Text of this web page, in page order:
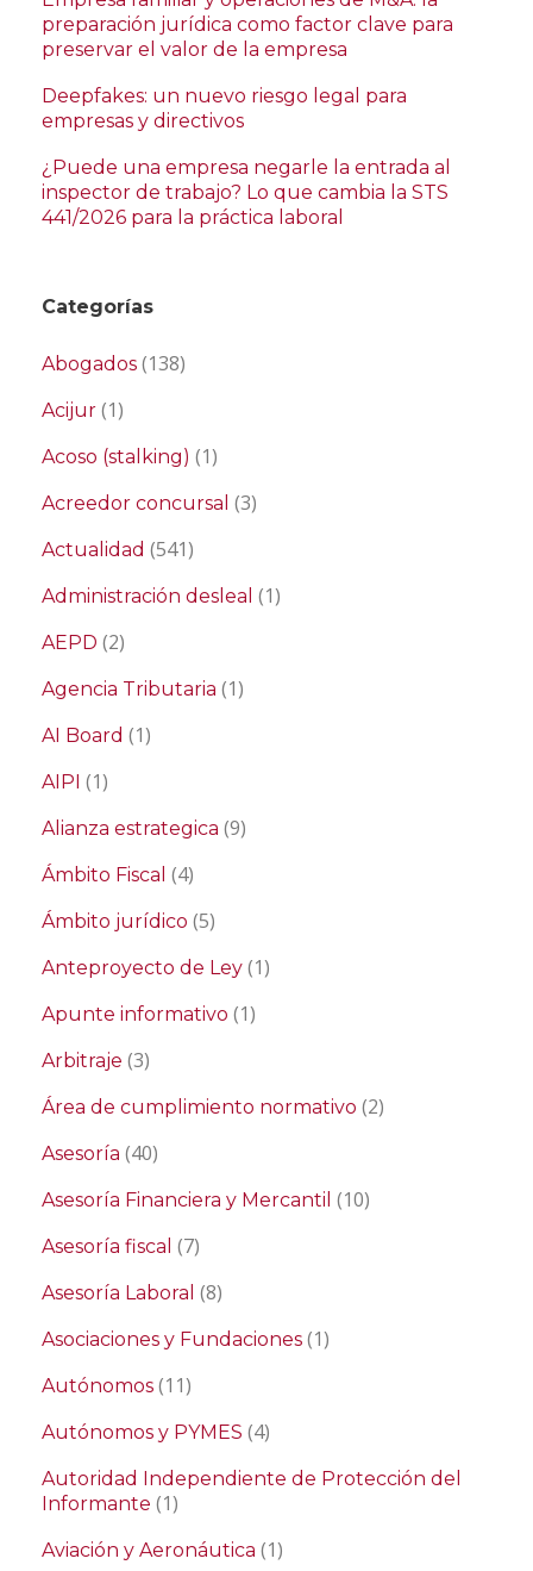
preparación jurídica como factor clave para
preservar el valor de la empresa
Deepfakes: un nuevo riesgo legal para
empresas y directivos
¿Puede una empresa negarle la entrada al
inspector de trabajo? Lo que cambia la STS
441/2026 para la práctica laboral
Categorías
Abogados (138)
Acijur (1)
Acoso (stalking) (1)
Acreedor concursal (3)
Actualidad (541)
Administración desleal (1)
AEPD (2)
Agencia Tributaria (1)
AI Board (1)
AIPI (1)
Alianza estrategica (9)
Ámbito Fiscal (4)
Ámbito jurídico (5)
Anteproyecto de Ley (1)
Apunte informativo (1)
Arbitraje (3)
Área de cumplimiento normativo (2)
Asesoría (40)
Asesoría Financiera y Mercantil (10)
Asesoría fiscal (7)
Asesoría Laboral (8)
Asociaciones y Fundaciones (1)
Autónomos (11)
Autónomos y PYMES (4)
Autoridad Independiente de Protección del
Informante (1)
Aviación y Aeronáutica (1)